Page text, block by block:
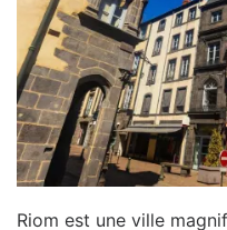
Riom est une ville